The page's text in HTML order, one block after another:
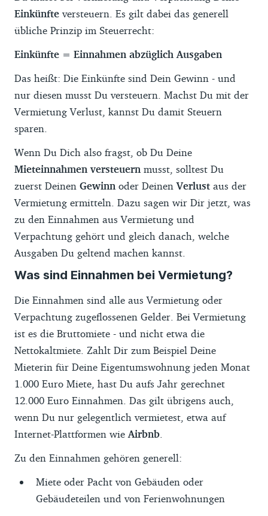
Einkünfte versteuern. Es gilt dabei das generell
übliche Prinzip im Steuerrecht:
Einkünfte = Einnahmen abzüglich Ausgaben
Das heißt: Die Einkünfte sind Dein Gewinn - und
nur diesen musst Du versteuern. Machst Du mit der
Vermietung Verlust, kannst Du damit Steuern
sparen.
Wenn Du Dich also fragst, ob Du Deine
Mieteinnahmen versteuern musst, solltest Du
zuerst Deinen Gewinn oder DeinenVerlust aus der
Vermietung ermitteln. Dazu sagen wir Dir jetzt, was
zu den Einnahmen aus Vermietung und
Verpachtung gehört und gleich danach, welche
Ausgaben Du geltend machen kannst.
Was sind Einnahmen bei Vermietung?
Die Einnahmen sind alle aus Vermietung oder
Verpachtung zugeflossenen Gelder. Bei Vermietung
ist es die Bruttomiete - und nicht etwa die
Nettokaltmiete. Zahlt Dir zum Beispiel Deine
Mieterin für Deine Eigentumswohnung jeden Monat
1.000 Euro Miete, hast Du aufs Jahr gerechnet
12.000 Euro Einnahmen. Das gilt übrigens auch,
wenn Du nur gelegentlich vermietest, etwa auf
Internet-Plattformen wie Airbnb
Zu den Einnahmen gehören generell:
Miete oder Pacht von Gebäuden oder
Gebäudeteilen und von Ferienwohnungen